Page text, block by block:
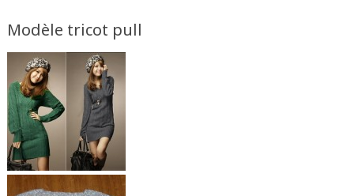
Modèle tricot pull